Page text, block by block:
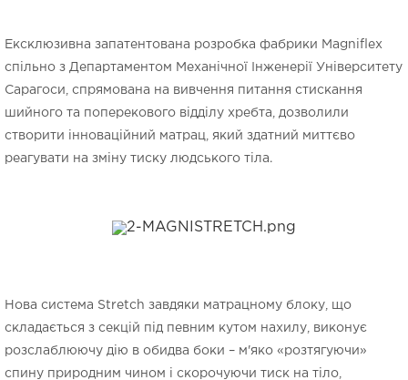
Ексклюзивна запатентована розробка фабрики Magniflex
спільно з Департаментом Механічної Інженерії Університету
Сарагоси, спрямована на вивчення питання стискання
шийного та поперекового відділу хребта, дозволили
створити інноваційний матрац, який здатний миттєво
реагувати на зміну тиску людського тіла.
Нова система Stretch завдяки матрацному блоку, що
складається з секцій під певним кутом нахилу, виконує
розслаблюючу дію в обидва боки – м'яко «розтягуючи»
спину природним чином і скорочуючи тиск на тіло,